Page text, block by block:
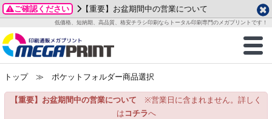
ご確認ください 【重要】お盆期間中の営業について
低価格、短納期、高品質、格安チラシ印刷ならトータル印刷専門のメガプリントです！
商品一覧
グッズ
ステッカー
ご利用ガイド
お客様へ
いて
刷
カード印刷
データ作成ガイド
成前に
ガイド
テンプレート
ード印刷
名刺印刷
一覧
わせ
2026年 8月
月
火 水 木 金
土
1
3
4 5 6 7
8
15
トップ≫ ポケットフォルダー商品選択
【重要】お盆期間中の営業について ※営業日に含まれません。詳しく
は コチラへ